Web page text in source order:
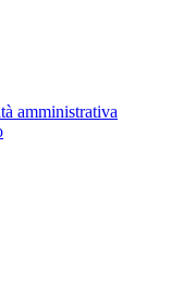
amministrativa